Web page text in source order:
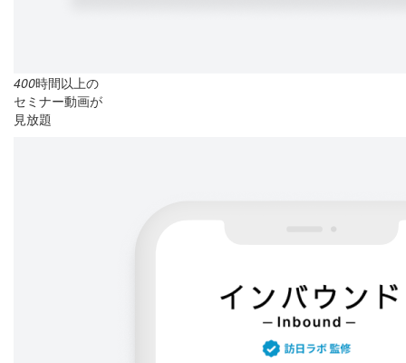
400時間以上の
セミナー動画が
見放題